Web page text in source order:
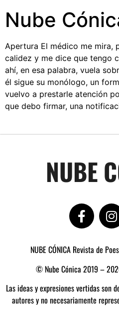
Nube
Apertura El médico me mira,
calidez y me dice que tengo
ahí, en esa palabra, vuela
él sigue su monólogo, un
vuelvo a prestarle atención
que debo firmar, una
NUBE
NUBE CÓNICA Revista de
© Nube Cónica 2019 –
Las ideas y expresiones vertidas son
autores y no necesariamente